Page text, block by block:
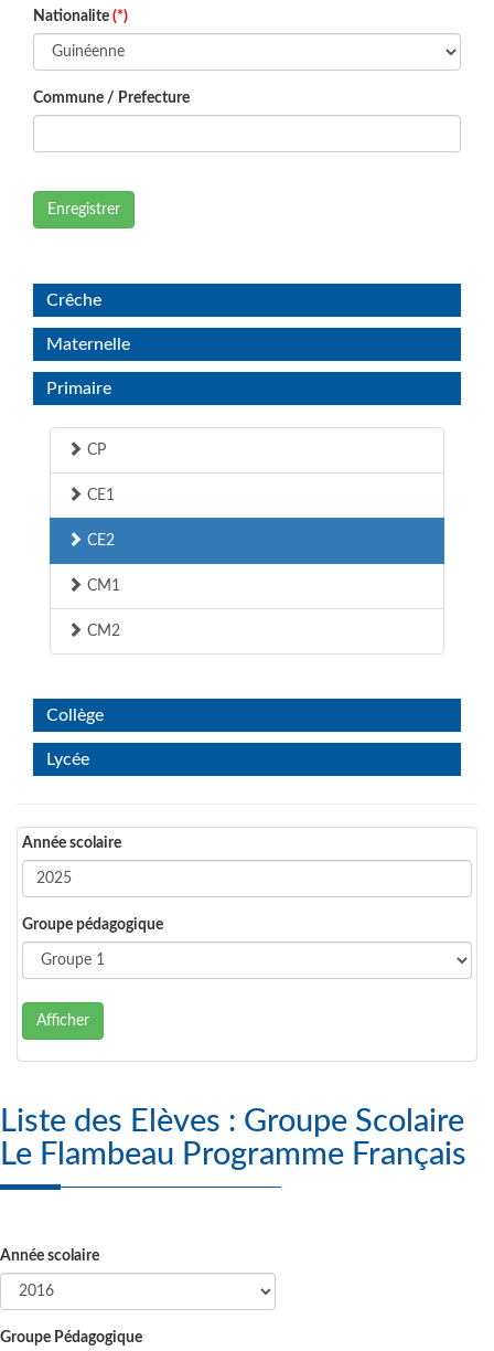
Nationalite (*)
Commune / Prefecture
Enregistrer
Crêche
Maternelle
Primaire
CP
CE1
CE2
CM1
CM2
Collège
Lycée
Année scolaire
Groupe pédagogique
Afficher
Liste des Elèves : Groupe Scolaire
Le Flambeau Programme Français
Année scolaire
Groupe Pédagogique